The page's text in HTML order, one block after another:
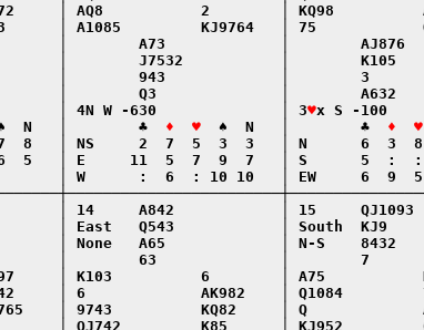
│ AQ8           2        │ KQ98
│ A1085         KJ9764   │ 75
│        A73             │        AJ876
│        J7532           │        K105
│        943             │        3
│        Q3              │        A632
│ 4N W -630              │ 3
♥x S -100
N   │        ♣
♦  ♥
  ♠  N   │        ♣
♦  ♥
8   │ NS     2  7  5  3  3   │ N      6  3
5   │ E     11  5  7  9  7   │ S      5  :
│ W      :  6  : 10 10   │ EW     6  9
│ 14     A842            │ 15     QJ1093
│ East   Q543            │ South  KJ9
│ None   A65             │ N-S    8432
│        63              │        7
│ K103          6        │ A75
│ 6             AK982    │ Q1084
│ 9743          KQ82     │ Q
│ QJ742         K85      │ KJ952